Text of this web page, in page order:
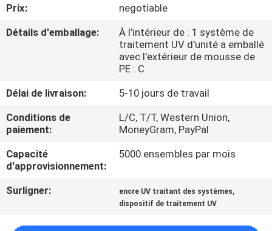
DE
QUALITÉ
NOUS
NOUVELLES
DEMANDEZ
UNE
Prix:
negotiable
Détails d'emballage:
À l'intérieur de : 1 système de
traitement UV d'unité a emballé
avec l'extérieur de mousse de
PE : C
Délai de livraison:
5-10 jours de travail
Conditions de
paiement:
L/C, T/T, Western Union,
MoneyGram, PayPal
Capacité
d'approvisionnement:
5000 ensembles par mois
Surligner: encre UV traitant des systèmes,
dispositif de traitement UV